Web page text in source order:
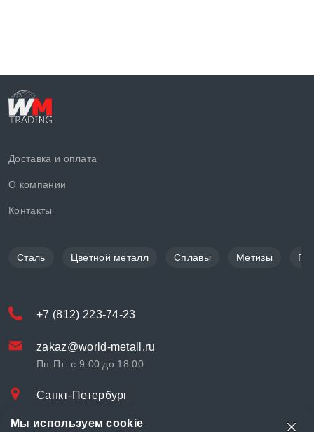
Доставка и оплата
О компании
Контакты
Сталь Цветной металл Сплавы Метизы
+7 (812) 223-74-23
zakaz@world-metall.ru
Пн-Пт: с 9:00 до 18:00
Санкт-Петербург
Мы используем cookie